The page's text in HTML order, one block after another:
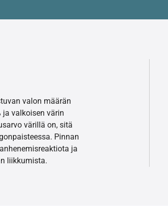
valon määrän
ja valkoisen värin
värillä on, sitä
Pinnan
ja
liikkumista.